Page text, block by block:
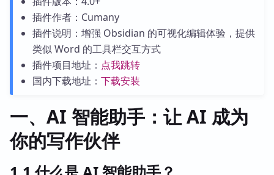
插件作者：Cumany
插件说明：增强 Obsidian 的可视化编辑体验，提供
类似 Word 的工具栏交互方式
插件项目地址： 点我跳转
国内下载地址： 下载安装
一、AI 智能助手：让 AI 成为
你的写作伙伴